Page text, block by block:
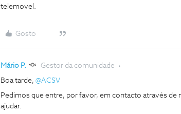
telemovel.
Gosto
Mário P. Gestor da comunidade
Boa tarde, ​ @ACSV
Pedimos que entre, por favor, em contacto através de
ajudar.